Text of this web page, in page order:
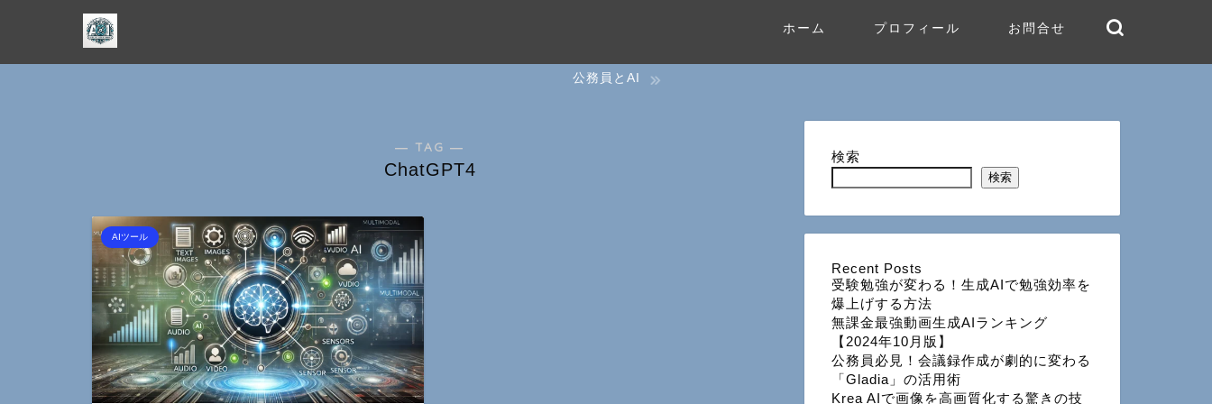
ホーム プロフィール お問合せ
公務員とAI
― TAG ―
ChatGPT4
AIツール
検索
検索
Recent Posts
受験勉強が変わる！生成AIで勉強効率を
爆上げする方法
無課金最強動画生成AIランキング
【2024年10月版】
公務員必見！会議録作成が劇的に変わる
「Gladia」の活用術
Krea AIで画像を高画質化する驚きの技